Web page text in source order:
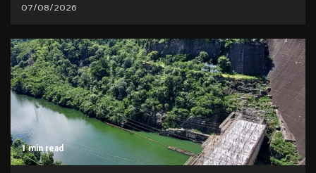
07/08/2026
1 min read